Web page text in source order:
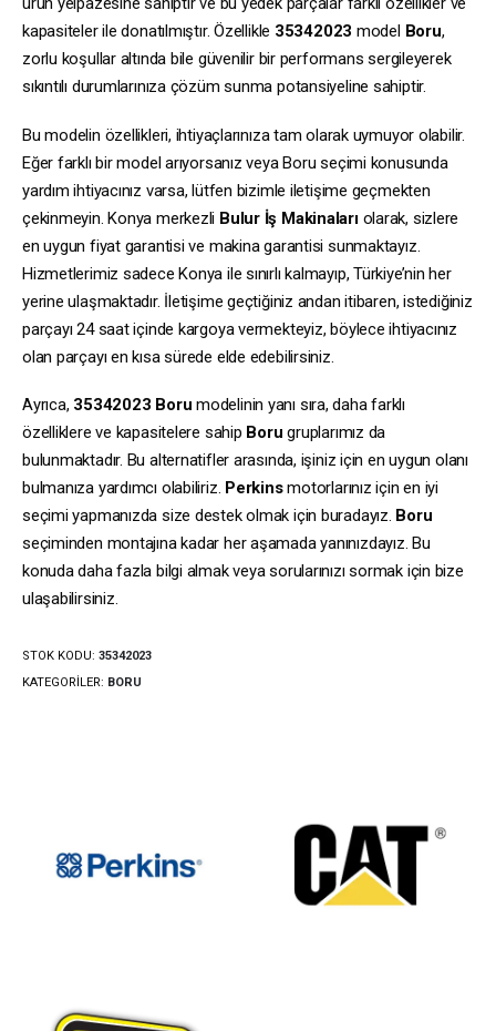
kapasiteler ile donatılmıştır. Özellikle 35342023 model Boru,
zorlu koşullar altında bile güvenilir bir performans sergileyerek
sıkıntılı durumlarınıza çözüm sunma potansiyeline sahiptir.
Bu modelin özellikleri, ihtiyaçlarınıza tam olarak uymuyor olabilir.
Eğer farklı bir model arıyorsanız veya Boru seçimi konusunda
yardım ihtiyacınız varsa, lütfen bizimle iletişime geçmekten
çekinmeyin. Konya merkezli Bulur İş Makinalarıolarak, sizlere
en uygun fiyat garantisi ve makina garantisi sunmaktayız.
Hizmetlerimiz sadece Konya ile sınırlı kalmayıp, Türkiye’nin her
yerine ulaşmaktadır. İletişime geçtiğiniz andan itibaren, istediğiniz
parçayı 24 saat içinde kargoya vermekteyiz, böylece ihtiyacınız
olan parçayı en kısa sürede elde edebilirsiniz.
Ayrıca, 35342023 Boru modelinin yanı sıra, daha farklı
özelliklere ve kapasitelere sahip Boru gruplarımız da
bulunmaktadır. Bu alternatifler arasında, işiniz için en uygun olanı
bulmanıza yardımcı olabiliriz. Perkinsmotorlarınız için en iyi
seçimi yapmanızda size destek olmak için buradayız. Boru
seçiminden montajına kadar her aşamada yanınızdayız. Bu
konuda daha fazla bilgi almak veya sorularınızı sormak için bize
ulaşabilirsiniz.
STOK KODU: 35342023
KATEGORILER: BORU